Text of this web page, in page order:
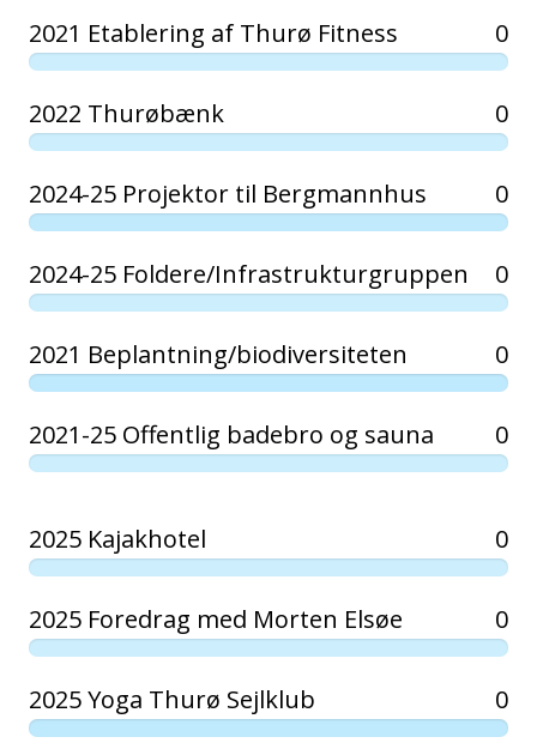
2021 Etablering af Thurø Fitness 0
2022 Thurøbænk 0
2024-25 Projektor til Bergmannhus 0
2024-25 Foldere/Infrastrukturgruppen 0
2021 Beplantning/biodiversiteten 0
2021-25 Offentlig badebro og sauna 0
2025 Kajakhotel 0
2025 Foredrag med Morten Elsøe 0
2025 Yoga Thurø Sejlklub 0